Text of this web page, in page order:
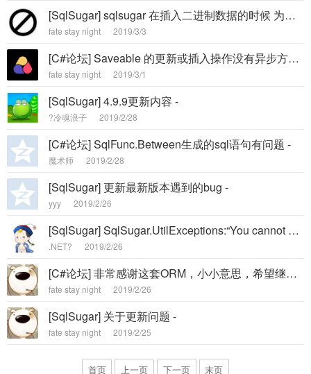
[SqlSugar] sqlsugar 在插入二进制数据的时候 为何性能差这么多？ -
fate stay night 2019/3/3
[C#论坛] Saveable 的更新或插入操作没有异步方法 -
fate stay night 2019/3/1
[SqlSugar] 4.9.9更新内容 -
?冷魂浪子 2019/2/28
[C#论坛] SqlFunc.Between生成的sql语句有问题 -
魔术师 2019/2/28
[SqlSugar] 更新最新版本遇到的bug -
yyy 2019/2/26
[SqlSugar] SqlSugar.UtilExceptions:“You cannot have no primary key and -
.NET? 2019/2/26
[C#论坛] 非常感谢这套ORM，小小意思，希望继续努力 -
fate stay night 2019/2/26
[SqlSugar] 关于更新问题 -
fate stay night 2019/2/25
首页 上一页 下一页 末页